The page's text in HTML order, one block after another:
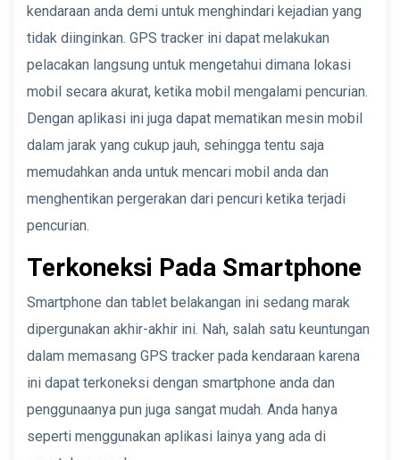
kendaraan anda demi untuk menghindari kejadian yang
tidak diinginkan. GPS tracker ini dapat melakukan
pelacakan langsung untuk mengetahui dimana lokasi
mobil secara akurat, ketika mobil mengalami pencurian.
Dengan aplikasi ini juga dapat mematikan mesin mobil
dalam jarak yang cukup jauh, sehingga tentu saja
memudahkan anda untuk mencari mobil anda dan
menghentikan pergerakan dari pencuri ketika terjadi
pencurian.
Terkoneksi Pada Smartphone
Smartphone dan tablet belakangan ini sedang marak
dipergunakan akhir-akhir ini. Nah, salah satu keuntungan
dalam memasang GPS tracker pada kendaraan karena
ini dapat terkoneksi dengan smartphone anda dan
penggunaanya pun juga sangat mudah. Anda hanya
seperti menggunakan aplikasi lainya yang ada di